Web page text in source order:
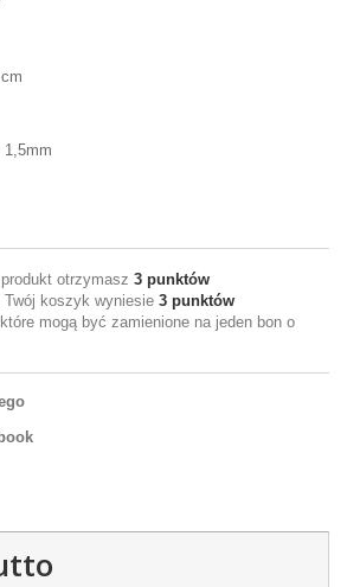
1,5mm
otrzymasz 3 punktów
Twój koszyk wyniesie 3 punktów
które mogą być zamienione na jeden bon o